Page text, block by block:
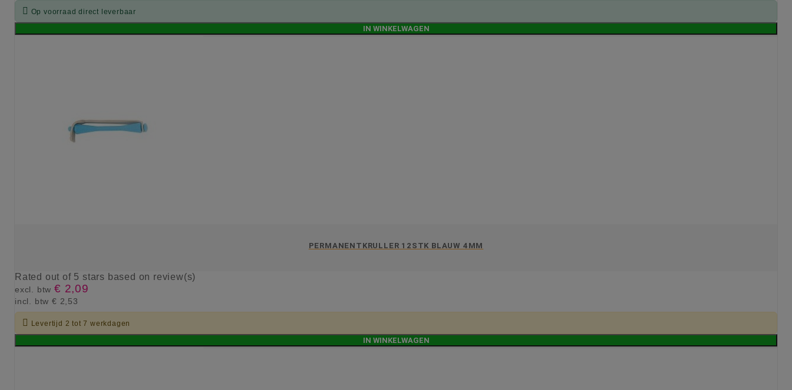
 Op voorraad direct leverbaar
IN WINKELWAGEN
PERMANENTKRULLER 12STK BLAUW 4MM
Rated out of 5 stars based on review(s)
excl. btw € 2,09
incl. btw € 2,53
 Levertijd 2 tot 7 werkdagen
IN WINKELWAGEN